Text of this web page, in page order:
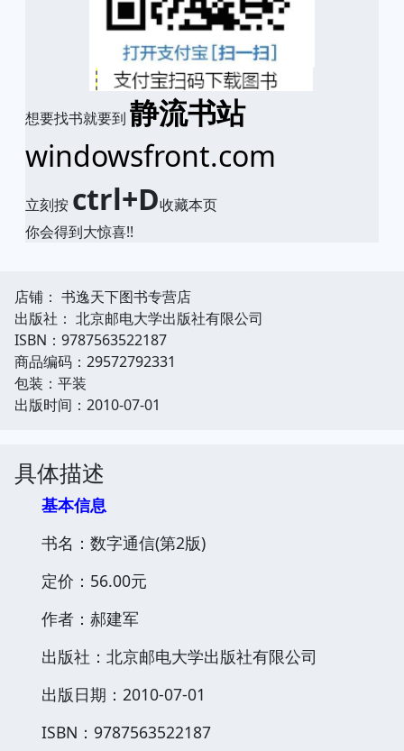
想要找书就要到 静流书站
windowsfront.com
立刻按 ctrl+D收藏本页
你会得到大惊喜!!
店铺： 书逸天下图书专营店
出版社： 北京邮电大学出版社有限公司
ISBN：9787563522187
商品编码：29572792331
包装：平装
出版时间：2010-07-01
具体描述
基本信息
书名：数字通信(第2版)
定价：56.00元
作者：郝建军
出版社：北京邮电大学出版社有限公司
出版日期：2010-07-01
ISBN：9787563522187